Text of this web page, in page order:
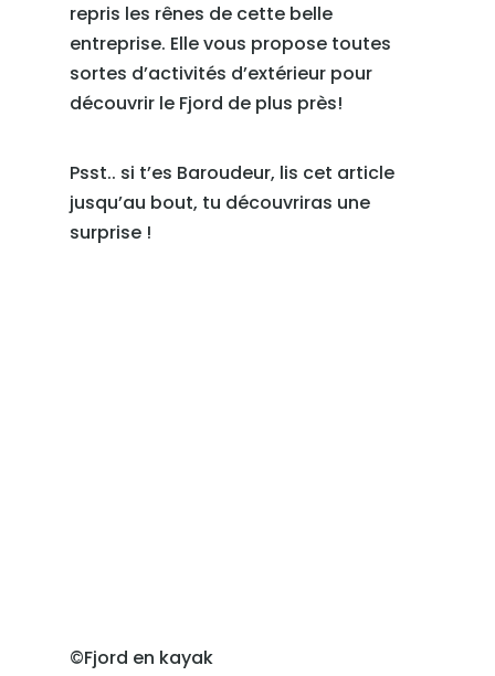
repris les rênes de cette belle
entreprise. Elle vous propose toutes
sortes d’activités d’extérieur pour
découvrir le Fjord de plus près!
Psst.. si t’es Baroudeur, lis cet article
jusqu’au bout, tu découvriras une
surprise !
©Fjord en kayak